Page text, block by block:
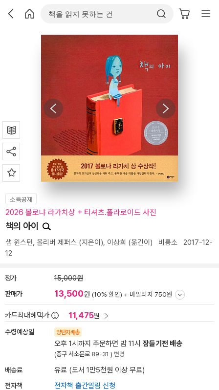
소득공제
2026 볼로냐 라가치상 + 티셔츠.폴라로이드 사진
책의 아이
샘 윈스턴, 올리버 제퍼스 (지은이), 이상희 (옮긴이) 비룡소 2017-12-
12
정가 15,000원
판매가 13,500원 (10% 할인) + 마일리지 750원
카드최대혜택가 11,475원
수령예상일 양탄자배송
오후 1시까지 주문하면 밤 11시 잠들기전 배송
(중구 서소문로 89-31 ) 변경
배송료 유료 (도서 1만5천원 이상 무료)
전자책 전자책 출간알림 신청